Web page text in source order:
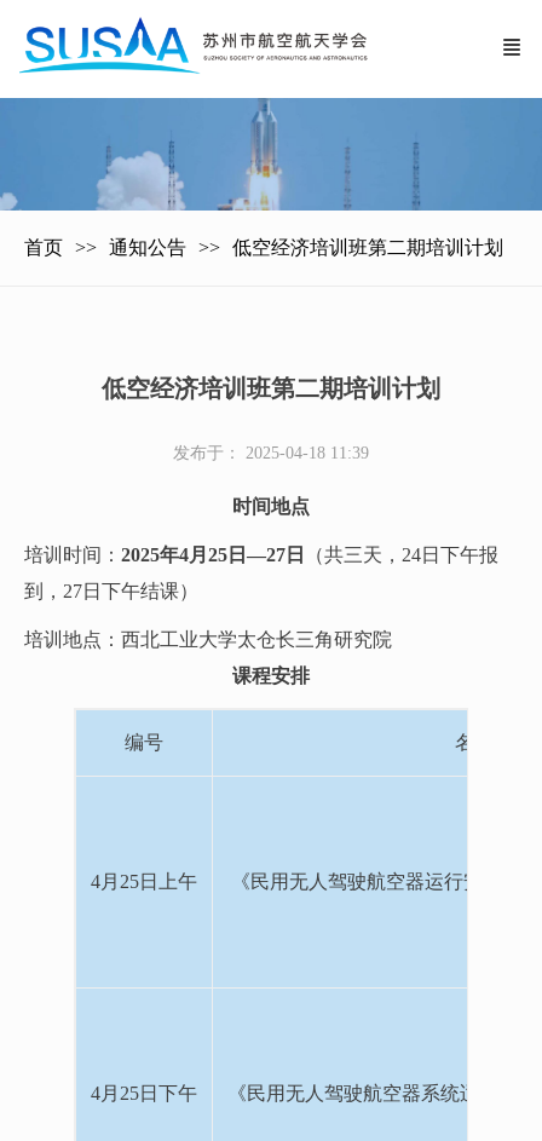
首页 通知公告 低空经济培训班第二期培训计划
低空经济培训班第二期培训计划
发布于： 2025-04-18 11:39
时间地点
培训时间： 2025年4月25日—27日
（共三天，24日下午报
到，27日下午结课）
培训地点：西北工业大学太仓长三角研究院
课程安排
编号 名称
4月25日上午 《民用无人驾驶航空器运行安全管
4月25日下午 《民用无人驾驶航空器系统适航审